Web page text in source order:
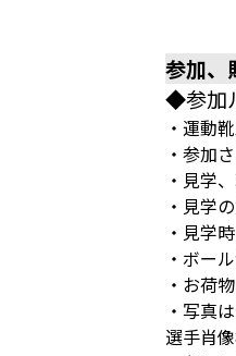
参加、
◆参加
・運動
・参加
・見学
・見学
・見学
・ボー
・お荷
・写真
選手肖